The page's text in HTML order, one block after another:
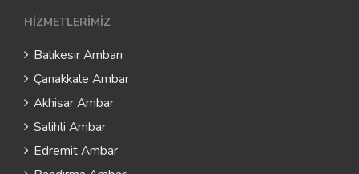
HIZMETLERIMIZ
Balıkesir Ambarı
Çanakkale Ambar
Akhisar Ambar
Salihli Ambar
Edremit Ambar